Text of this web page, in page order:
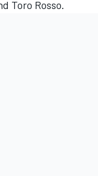
Toro Rosso.